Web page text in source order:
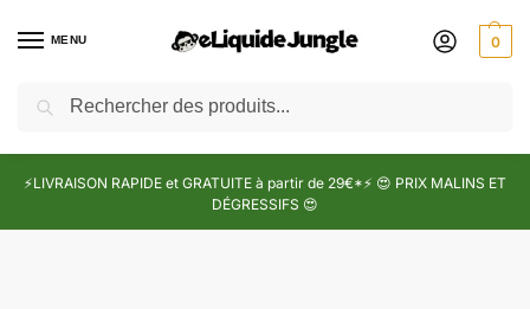
MENU 0
⚡LIVRAISON RAPIDE et GRATUITE à partir de 29€*⚡ 😍 PRIX MALINS ET
DÉGRESSIFS 😍